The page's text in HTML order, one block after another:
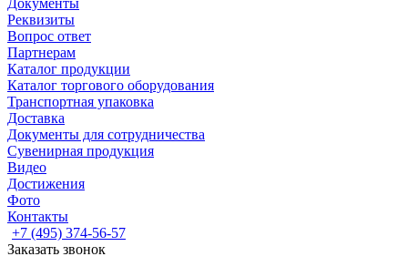
Документы
Реквизиты
Вопрос ответ
Партнерам
Каталог продукции
Каталог торгового оборудования
Транспортная упаковка
Доставка
Документы для сотрудничества
Сувенирная продукция
Видео
Достижения
Фото
Контакты
+7 (495) 374-56-57
Заказать звонок